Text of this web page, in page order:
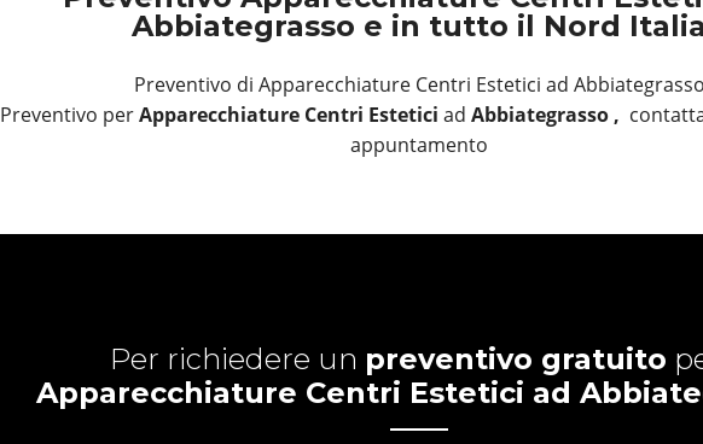
Abbiategrasso e in tutto il Nord Italia
Preventivo di Apparecchiature Centri Estetici ad Abbiategrasso
Preventivo perApparecchiature Centri Estetici ad Abbiategrasso ,
appuntamento
Per richiedere un preventivo gratuito
Apparecchiature Centri Estetici ad